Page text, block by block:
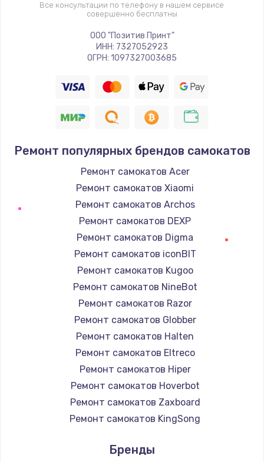
Все консультации по телефону в нашем сервисе
совершенно бесплатны
ООО "Позитив Принт"
ИНН: 7327052923
ОГРН: 1097327003685
Ремонт популярных брендов самокатов
Ремонт самокатов Acer
Ремонт самокатов Xiaomi
Ремонт самокатов Archos
Ремонт самокатов DEXP
Ремонт самокатов Digma
Ремонт самокатов iconBIT
Ремонт самокатов Kugoo
Ремонт самокатов NineBot
Ремонт самокатов Razor
Ремонт самокатов Globber
Ремонт самокатов Halten
Ремонт самокатов Eltreco
Ремонт самокатов Hiper
Ремонт самокатов Hoverbot
Ремонт самокатов Zaxboard
Ремонт самокатов KingSong
Ремонт самокатов Midway by Yamato
Бренды